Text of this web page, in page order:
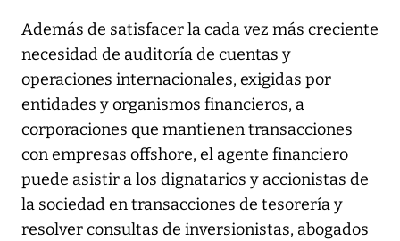
Además de satisfacer la cada vez más creciente
necesidad de auditoría de cuentas y
operaciones internacionales, exigidas por
entidades y organismos financieros, a
corporaciones que mantienen transacciones
con empresas offshore, el agente financiero
puede asistir a los dignatarios y accionistas de
la sociedad en transacciones de tesorería y
resolver consultas de inversionistas, abogados